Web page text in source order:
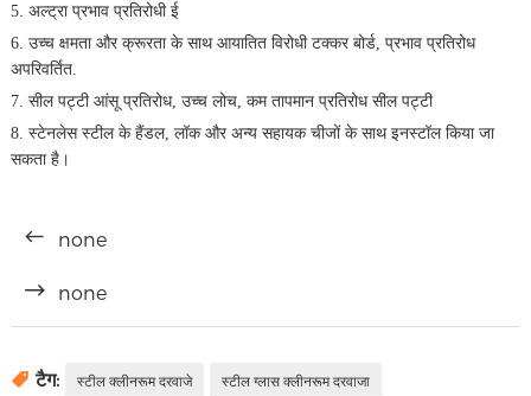
5. अल्ट्रा प्रभाव प्रतिरोधी ई
6. उच्च क्षमता और क्रूरता के साथ आयातित विरोधी टक्कर बोर्ड, प्रभाव प्रतिरोध
अपरिवर्तित.
7. सील पट्टी आंसू प्रतिरोध, उच्च लोच, कम तापमान प्रतिरोध सील पट्टी
8. स्टेनलेस स्टील के हैंडल, लॉक और अन्य सहायक चीजों के साथ इनस्टॉल किया जा
सकता है।
none
none
टैग: स्टील क्लीनरूम दरवाजे स्टील ग्लास क्लीनरूम दरवाजा